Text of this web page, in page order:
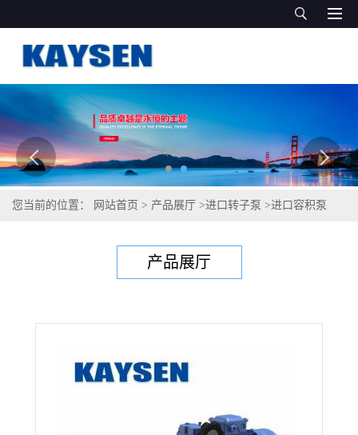
您当前的位置： 网站首页 > 产品展厅 >进口转子泵 >进口容积泵
产品展厅